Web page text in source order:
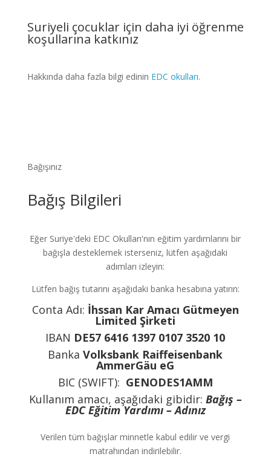
Suriyeli çocuklar için daha iyi öğrenme
koşullarına katkınız
Hakkında daha fazla bilgi edinin EDC okulları.
Bağışınız
Bağış Bilgileri
Eğer Suriye'deki EDC Okulları'nın eğitim yardımlarını bir
bağışla desteklemek isterseniz, lütfen aşağıdaki
adımları izleyin:
Lütfen bağış tutarını aşağıdaki banka hesabına yatırın:
Conta Adı: İhssan Kar Amacı Gütmeyen
Limited Şirketi
IBAN DE57 6416 1397 0107 3520 10
BankaVolksbank Raiffeisenbank
AmmerGäu eG
BIC (SWIFT): GENODES1AMM
Kullanım amacı, aşağıdaki gibidir: Bağış –
EDC Eğitim Yardımı – Adınız
Verilen tüm bağışlar minnetle kabul edilir ve vergi
matrahından indirilebilir.